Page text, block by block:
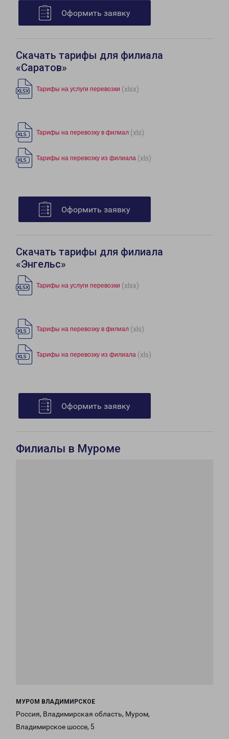
Оформить заявку
Скачать тарифы для филиала
«Саратов»
Тарифы на услуги перевозки (xlsx)
Тарифы на перевозку в филиал (xls)
Тарифы на перевозку из филиала (xls)
Оформить заявку
Скачать тарифы для филиала
«Энгельс»
Тарифы на услуги перевозки (xlsx)
Тарифы на перевозку в филиал (xls)
Тарифы на перевозку из филиала (xls)
Оформить заявку
Филиалы в Муроме
МУРОМ ВЛАДИМИРСКОЕ
Россия, Владимирская область, Муром,
Владимирское шоссе, 5